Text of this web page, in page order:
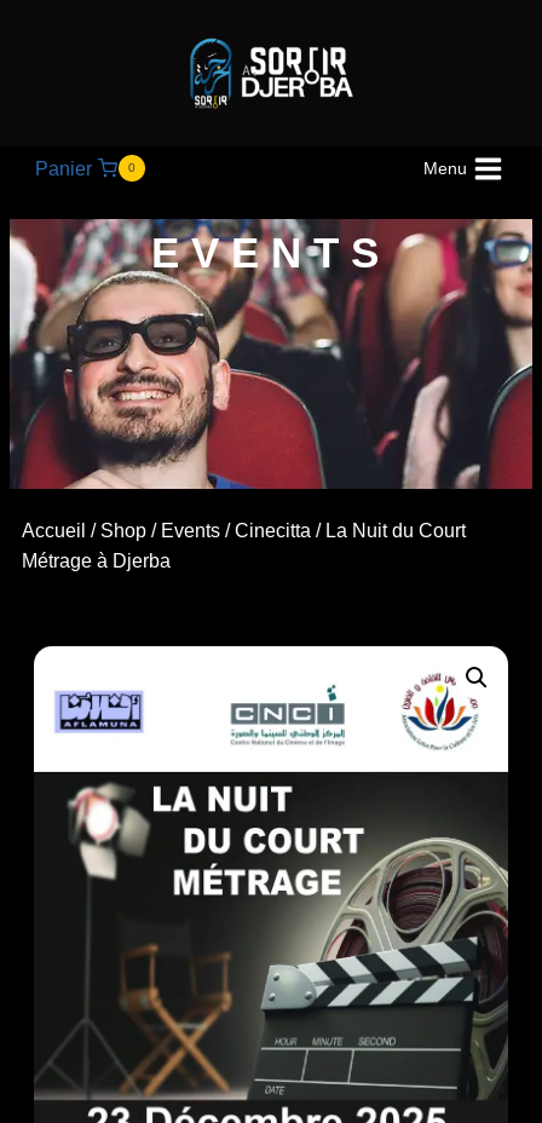
Panier 0 Menu
EVENTS
Accueil / Shop / Events /Cinecitta / La Nuit du Court
Métrage à Djerba